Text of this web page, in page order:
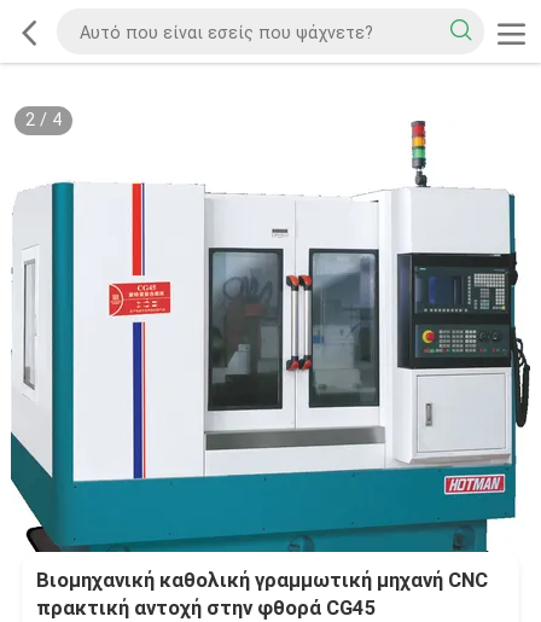
2/ 4
Βιομηχανική καθολική γραμμωτική μηχανή CNC
πρακτική αντοχή στην φθορά CG45